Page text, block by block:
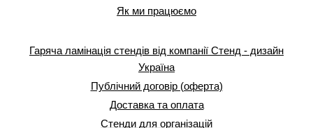
Як ми працюємо
Гаряча ламінація стендів від компанії Стенд - дизайн
Україна
Публічний договір (оферта)
Доставка та оплата
Стенди для організацій